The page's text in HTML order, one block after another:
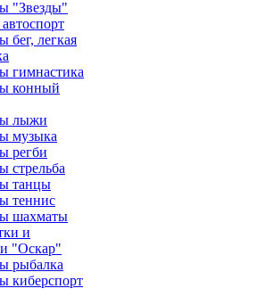
"Звезды"
бег, легкая
гимнастика
конный
лыжи
музыка
регби
стрельба
танцы
теннис
шахматы
и
"Оскар"
рыбалка
киберспорт